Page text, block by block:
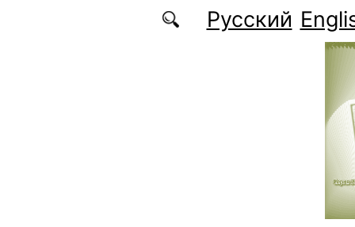
Перейти к основному содержаниюРусский